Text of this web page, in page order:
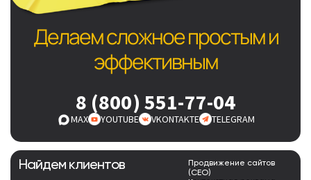
Найдем клиентов
Продвижение сайтов
(СЕО)
Делаем сложное простым и
эффективным
8 (800) 551-77-04
MAX YOUTUBE VKONTAKTE TELEGRAM